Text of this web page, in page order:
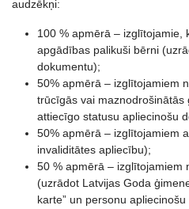
audzēkņi:
100 % apmērā – izglītojamie,
apgādības palikuši bērni
dokumentu);
50% apmērā – izglītojamiem
trūcīgās vai
attiecīgo statusu apliecinošu
50% apmērā – izglītojamiem
invaliditātes apliecību);
50 % apmērā – izglītojamiem
(uzrādot Latvijas Goda
karte” un personu